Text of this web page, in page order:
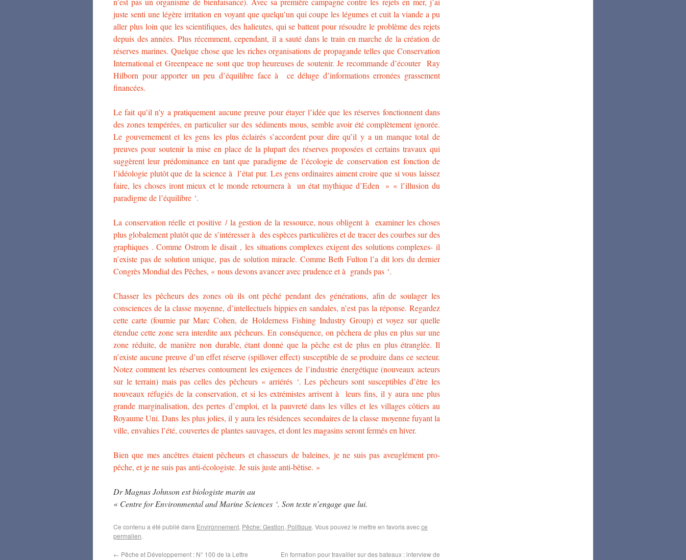
juste senti une légère irritation en voyant que quelqu’un qui coupe les légumes et cuit la viande a pu
aller plus loin que les scientifiques, des halieutes, qui se battent pour résoudre le problème des rejets
depuis des années. Plus récemment, cependant, il a sauté dans le train en marche de la création de
réserves marines. Quelque chose que les riches organisations de propagande telles que Conservation
International et Greenpeace ne sont que trop heureuses de soutenir. Je recommande d’écouter Ray
Hilborn pour apporter un peu d’équilibre face à ce déluge d’informations erronées grassement
financées.
Le fait qu’il n’y a pratiquement aucune preuve pour étayer l’idée que les réserves fonctionnent dans
des zones tempérées, en particulier sur des sédiments mous, semble avoir été complètement ignorée.
Le gouvernement et les gens les plus éclairés s’accordent pour dire qu’il y a un manque total de
preuves pour soutenir la mise en place de la plupart des réserves proposées et certains travaux qui
suggèrent leur prédominance en tant que paradigme de l’écologie de conservation est fonction de
l’idéologie plutôt que de la science à l’état pur. Les gens ordinaires aiment croire que si vous laissez
faire, les choses iront mieux et le monde retournera à un état mythique d’Eden » « l’illusion du
paradigme de l’équilibre ‘.
La conservation réelle et positive / la gestion de la ressource, nous obligent à examiner les choses
plus globalement plutôt que de s’intéresser à des espèces particulières et de tracer des courbes sur des
graphiques . Comme Ostrom le disait , les situations complexes exigent des solutions complexes- il
n’existe pas de solution unique, pas de solution miracle. Comme Beth Fulton l’a dit lors du dernier
Congrès Mondial des Pêches, « nous devons avancer avec prudence et à grands pas ‘.
Chasser les pêcheurs des zones où ils ont pêché pendant des générations, afin de soulager les
consciences de la classe moyenne, d’intellectuels hippies en sandales, n’est pas la réponse. Regardez
cette carte (fournie par Marc Cohen, de Holderness Fishing Industry Group) et voyez sur quelle
étendue cette zone sera interdite aux pêcheurs. En conséquence, on pêchera de plus en plus sur une
zone réduite, de manière non durable, étant donné que la pêche est de plus en plus étranglée. Il
n’existe aucune preuve d’un effet réserve (spillover effect) susceptible de se produire dans ce secteur.
Notez comment les réserves contournent les exigences de l’industrie énergétique (nouveaux acteurs
sur le terrain) mais pas celles des pêcheurs « arriérés ‘. Les pêcheurs sont susceptibles d’être les
nouveaux réfugiés de la conservation, et si les extrémistes arrivent à leurs fins, il y aura une plus
grande marginalisation, des pertes d’emploi, et la pauvreté dans les villes et les villages côtiers au
Royaume Uni. Dans les plus jolies, il y aura les résidences secondaires de la classe moyenne fuyant la
ville, envahies l’été, couvertes de plantes sauvages, et dont les magasins seront fermés en hiver.
Bien que mes ancêtres étaient pêcheurs et chasseurs de baleines, je ne suis pas aveuglément pro-
pêche, et je ne suis pas anti-écologiste. Je suis juste anti-bêtise. »
Dr Magnus Johnson est biologiste marin au
« Centre for Environmental and Marine Sciences ‘. Son texte n’engage que lui.
Ce contenu a été publié dans Environnement, Pêche: Gestion, Politique. Vous pouvez le mettre en favoris avecce
permalien.
← Pêche et Développement : N° 100 de la Lettre
En formation pour travailler sur des bateaux : interview de